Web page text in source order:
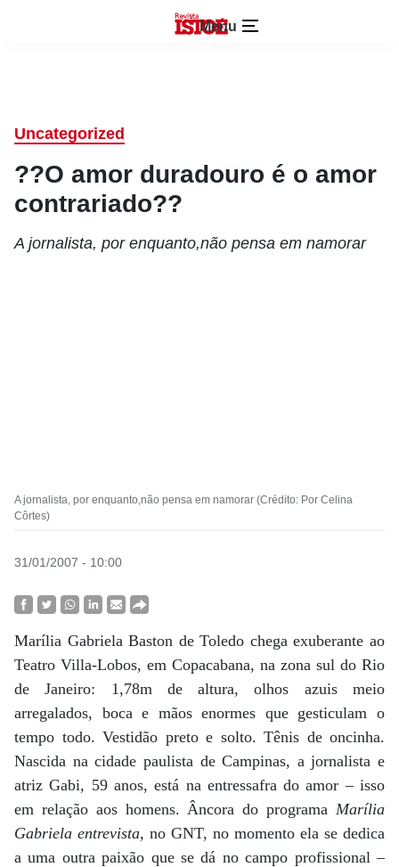
Menu
Uncategorized
??O amor duradouro é o amor
contrariado??
A jornalista, por enquanto,não pensa em namorar
A jornalista, por enquanto,não pensa em namorar (Crédito: Por Celina
Côrtes)
31/01/2007 - 10:00
Marília Gabriela Baston de Toledo chega exuberante ao
Teatro Villa-Lobos, em Copacabana, na zona sul do Rio
de Janeiro: 1,78m de altura, olhos azuis meio
arregalados, boca e mãos enormes que gesticulam o
tempo todo. Vestidão preto e solto. Tênis de oncinha.
Nascida na cidade paulista de Campinas, a jornalista e
atriz Gabi, 59 anos, está na entressafra do amor – isso
em relação aos homens. Âncora do programa Marília
Gabriela entrevista, no GNT, no momento ela se dedica
a uma outra paixão que se dá no campo profissional –